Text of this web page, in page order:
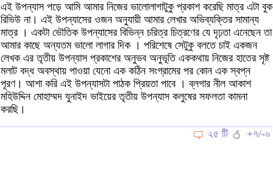
এই উপন্যাস পড়ে আমি আমার নিজের ভালোলাগাটুকু প্রকাশ করেছি মাত্র এটা বুক
রিভিউ না। এই উপন্যাসের ওজন অনুযায়ী আমার লেখার অভিব্যক্তির সামান্য
মাত্র । একটা ভৌতিক উপন্যাসের বিভিন্ন চরিত্র চিত্রণের যে দৃঢ়তা এনেছেন তা
আমার কাছে অন্যতম ভালো লাগার দিক । পরিশেষে সেটুকু বলতে চাই একজন
লেখক এর তৃতীয় উপন্যাস প্রকাশের অনুভব অনুভূতি এককথায় নিজের হাতের সৃষ্ট
মলাট বদ্ধ অবস্থায় পাওয়া যেনো এক কঠিন সংগ্রামের পর কোন এক স্বপ্ন
পূরণ। আশা করি এই উপন্যাসটা পাঠক প্রিয়তা পাবে । ব্লগার নীল আকাশ
মহিউদ্দিন মোহাম্মদ যুনাইদ ভাইয়ের তৃতীয় উপন্যাস কলুষের সফলতা কামনা
করছি।
২৫ টি
+৭/-০